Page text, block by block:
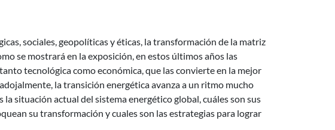
sociales, geopolíticas y éticas, la transformación de la matriz
se mostrará en la exposición, en estos últimos años las
tecnológica como económica, que las convierte en la mejor
la transición energética avanza a un ritmo mucho
situación actual del sistema energético global, cuáles son sus
su transformación y cuales son las estrategias para lograr